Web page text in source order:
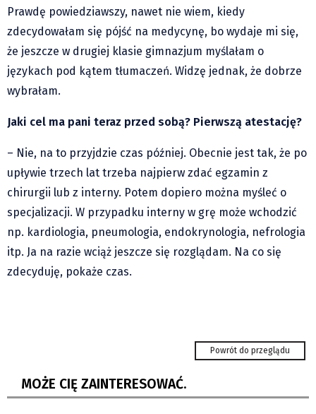
Prawdę powiedziawszy, nawet nie wiem, kiedy
zdecydowałam się pójść na medycynę, bo wydaje mi się,
że jeszcze w drugiej klasie gimnazjum myślałam o
językach pod kątem tłumaczeń. Widzę jednak, że dobrze
wybrałam.
Jaki cel ma pani teraz przed sobą? Pierwszą atestację?
– Nie, na to przyjdzie czas później. Obecnie jest tak, że po
upływie trzech lat trzeba najpierw zdać egzamin z
chirurgii lub z interny. Potem dopiero można myśleć o
specjalizacji. W przypadku interny w grę może wchodzić
np. kardiologia, pneumologia, endokrynologia, nefrologia
itp. Ja na razie wciąż jeszcze się rozglądam. Na co się
zdecyduję, pokaże czas.
Powrót do przeglądu
MOŻE CIĘ ZAINTERESOWAĆ.
Danuta Branna: Rodzina wielodzietna
zasługuje na uwagę i wsparcie
Maria Jarnot: Jestem za nauką od ósmej
Biegiem do Tanzanii. Rozmawiamy z
Marcinem Czudkiem, pomysłodawcą...
»Sama droga jest celem.« Jakub Czepiec